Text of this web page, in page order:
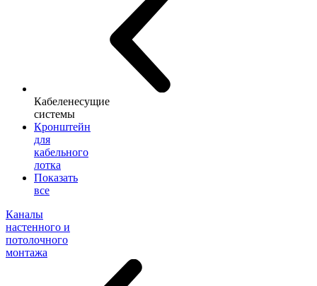
Кабеленесущие
системы
Кронштейн
для
кабельного
лотка
Показать
все
Каналы
настенного и
потолочного
монтажа